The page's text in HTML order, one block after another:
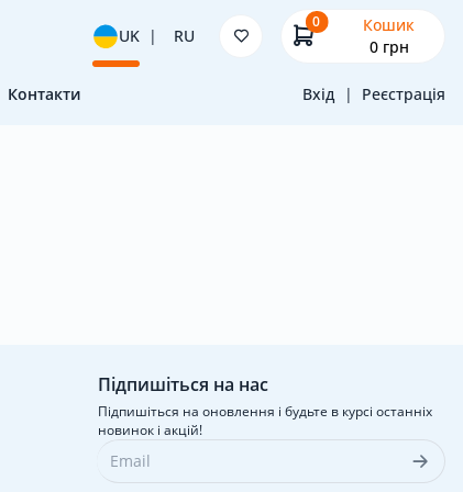
UK | RU
0
Кошик
0грн
Контакти Вхід | Реєстрація
Підпишіться на нас
Підпишіться на оновлення і будьте в курсі останніх
новинок і акцій!